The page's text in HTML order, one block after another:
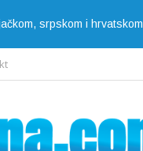
srpskom i hrvatskom